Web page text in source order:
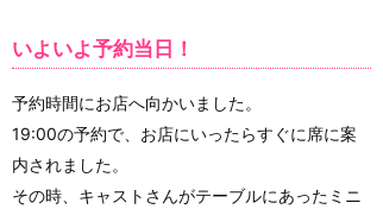
いよいよ予約当日！
予約時間にお店へ向かいました。
19:00の予約で、お店にいったらすぐに席に案
内されました。
その時、キャストさんがテーブルにあったミニ